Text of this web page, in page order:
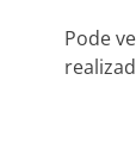
Pode